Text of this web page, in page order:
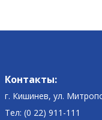
Контакты:
г. Кишинев, ул.
Тел: (0 22) 911-111